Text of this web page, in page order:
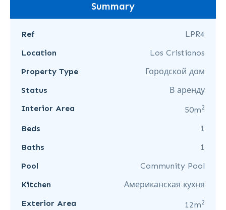
Summary
Ref
LPR4
Location
Los Cristianos
Property Type
Городской дом
Status
В аренду
Interior Area
50m2
Beds
1
Baths
1
Pool
Community Pool
Kitchen
Американская кухня
Exterior Area
12m2